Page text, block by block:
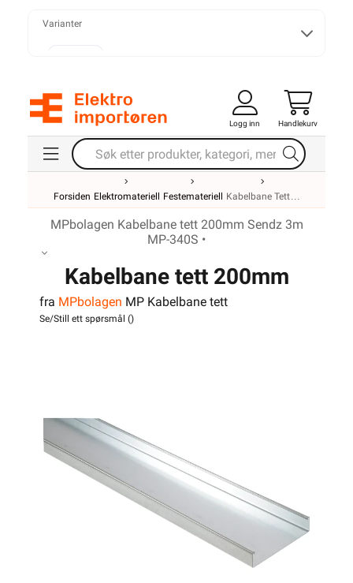
Varianter
75 mm
100 mm
150 mm
300 mm
400 mm
Logg inn Handlekurv
Forsiden Elektromateriell Festemateriell Kabelbane Tett
MPbolagen Kabelbane tett 200mm Sendz 3m
MP-340S •
Kabelbane tett 200mm
Sendz 3m MP-340S
fra MPbolagen MP Kabelbane tett
Se/Still ett spørsmål ()